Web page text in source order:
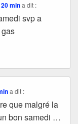
min a dit :
svp a
a dit :
que malgré la
bon samedi …